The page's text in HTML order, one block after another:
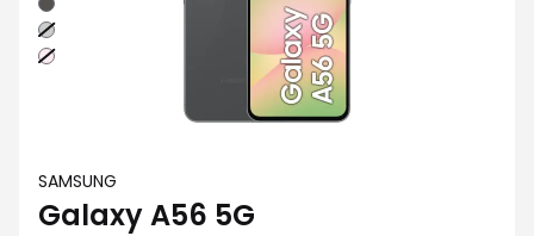
Vert
sauge
Rose
SAMSUNG
Galaxy A56 5G